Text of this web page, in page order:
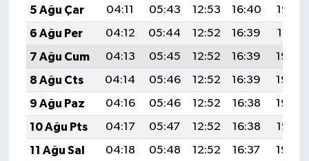
5 Ağu Çar
04:11 05:43 12:53 16:40
19:52
6 Ağu Per
04:12 05:44 12:52 16:39
19:51
7 Ağu Cum
04:13 05:45 12:52 16:39
19:50
8 Ağu Cts
04:14 05:46 12:52 16:39
19:49
9 Ağu Paz
04:16 05:46 12:52 16:38
19:48
10 Ağu Pts
04:17 05:47 12:52 16:38
19:47
11 Ağu Sal
04:18 05:48 12:52 16:37
19:46